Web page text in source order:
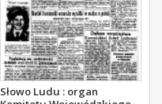
Słowo Ludu : organ